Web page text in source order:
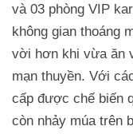
và 03 phòng VIP
không gian thoáng
vời hơn khi vừa ăn
mạn thuyền. Với
cấp được chế biến
còn nhảy múa trên